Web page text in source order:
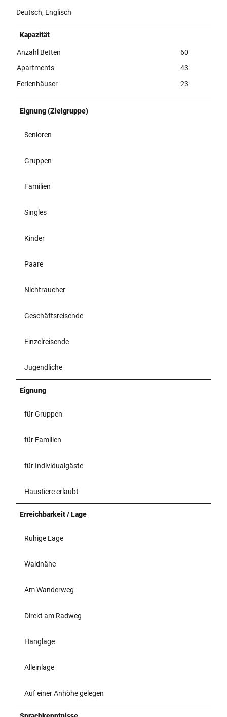
Deutsch, Englisch
Kapazität
Anzahl Betten
60
Apartments
43
Ferienhäuser
23
Eignung (Zielgruppe)
Senioren
Gruppen
Familien
Singles
Kinder
Paare
Nichtraucher
Geschäftsreisende
Einzelreisende
Jugendliche
Eignung
für Gruppen
für Familien
für Individualgäste
Haustiere erlaubt
Erreichbarkeit / Lage
Ruhige Lage
Waldnähe
Am Wanderweg
Direkt am Radweg
Hanglage
Alleinlage
Auf einer Anhöhe gelegen